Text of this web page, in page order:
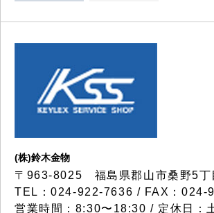
(株)鈴木金物
〒963-8025 福島県郡山市桑野5丁
TEL：024-922-7636 / FAX：024-
営業時間：8:30〜18:30 / 定休日：